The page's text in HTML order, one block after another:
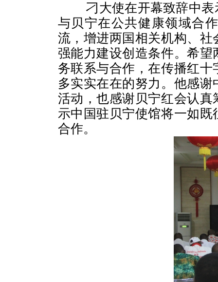
刁大使在开幕致辞中表
与贝宁在公共健康领域合
流，增进两国相关机构、
强能力建设创造条件。希
务联系与合作，在传播红
多实实在在的努力。他感
活动，也感谢贝宁红会认
示中国驻贝宁使馆将一如
合作。